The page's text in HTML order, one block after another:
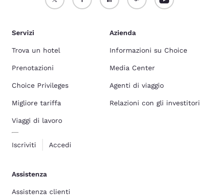
Servizi
Trova un hotel
Prenotazioni
Choice Privileges
Migliore tariffa
Viaggi di lavoro
Iscriviti Accedi
Azienda
Informazioni su Choice
Media Center
Agenti di viaggio
Relazioni con gli investitori
Assistenza
Assistenza clienti